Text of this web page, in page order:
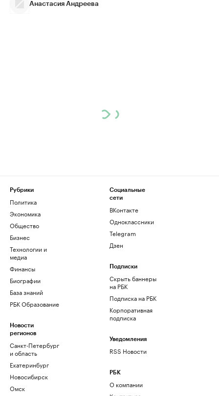
Анастасия Андреева
Рубрики
Политика
Экономика
Общество
Бизнес
Технологии и
медиа
Финансы
Биографии
База знаний
РБК Образование
Новости
регионов
Санкт-Петербург
и область
Екатеринбург
Новосибирск
Омск
Социальные
сети
ВКонтакте
Одноклассники
Telegram
Дзен
Подписки
Скрыть баннеры
на РБК
Подписка на РБК
Корпоративная
подписка
Уведомления
RSS Новости
РБК
О компании